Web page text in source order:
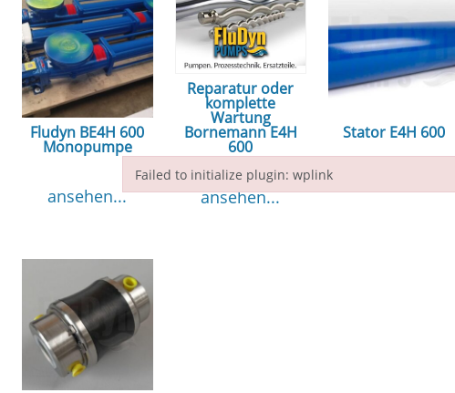
Fludyn BE4H 600
Monopumpe
ansehen...
Reparatur oder
komplette
Wartung
Bornemann E4H
600
ansehen...
Stator E4H 600
Failed to initialize plugin: wplink
Failed to initialize plugin: wplink